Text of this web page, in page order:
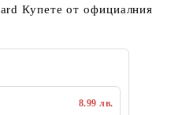
Купете от официалния
8.99 лв.